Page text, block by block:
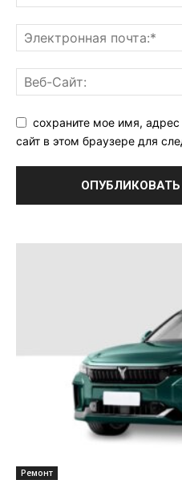
сохраните мое имя,
сайт в этом браузере для
Ремонт